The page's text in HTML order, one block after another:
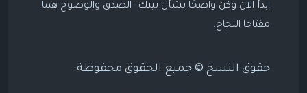
ابدأ الآن وكن واضحًا بشأن نيتك—الصدق والوضوح هما
مفتاحا النجاح.
حقوق النسخ © جميع الحقوق محفوظة.